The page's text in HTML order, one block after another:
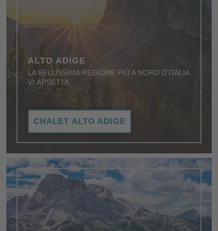
ALTO ADIGE
LA BELLISSIMA REGIONE PIÙ A NORD D'ITALIA
VI APSETTA
montagna, villaggi incantevoli e montagne tra le più
suggestive al mondo? Allora visitate l'Alto Adige!
CHALET ALTO ADIGE